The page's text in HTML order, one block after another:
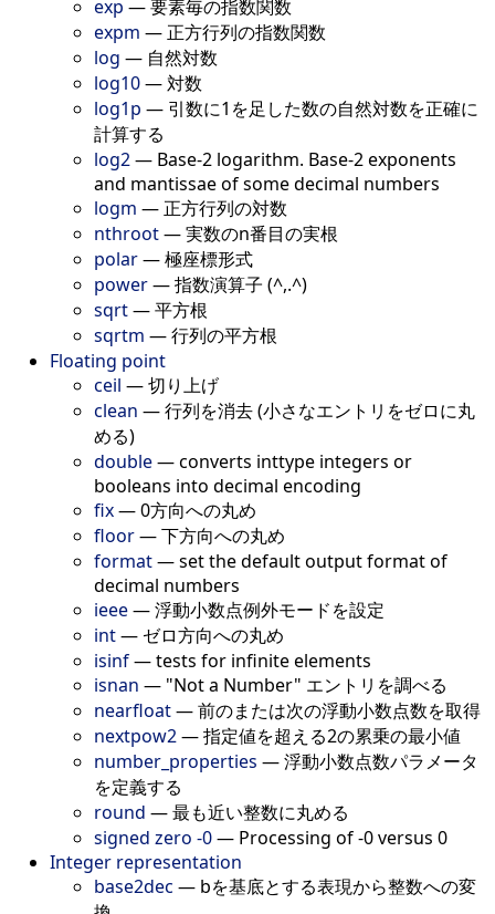
exp —要素毎の指数関数
expm — 正方行列の指数関数
log — 自然対数
log10—対数
log1p — 引数に1を足した数の自然対数を正確に
計算する
log2— Base-2 logarithm. Base-2 exponents
and mantissae of some decimal numbers
logm — 正方行列の対数
nthroot—実数のn番目の実根
polar—極座標形式
power—指数演算子 (^,.^)
sqrt—平方根
sqrtm —行列の平方根
Floating point
ceil —切り上げ
clean —行列を消去 (小さなエントリをゼロに丸
める)
double—converts inttype integers or
booleans into decimal encoding
fix—0方向への丸め
floor—下方向への丸め
format—set the default output format of
decimal numbers
ieee—浮動小数点例外モードを設定
int— ゼロ方向への丸め
isinf—tests for infinite elements
isnan — "Not a Number" エントリを調べる
nearfloat—前のまたは次の浮動小数点数を取得
nextpow2—指定値を超える2の累乗の最小値
number_properties —浮動小数点数パラメータ
を定義する
round —最も近い整数に丸める
signed zero -0— Processing of -0 versus 0
Integer representation
base2dec — bを基底とする表現から整数への変